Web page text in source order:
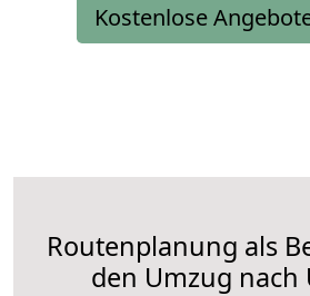
Kostenlose
Routenplanung als
den Umzug nach